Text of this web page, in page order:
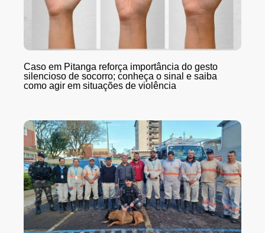
Caso em Pitanga reforça importância do gesto
silencioso de socorro; conheça o sinal e saiba
como agir em situações de violência